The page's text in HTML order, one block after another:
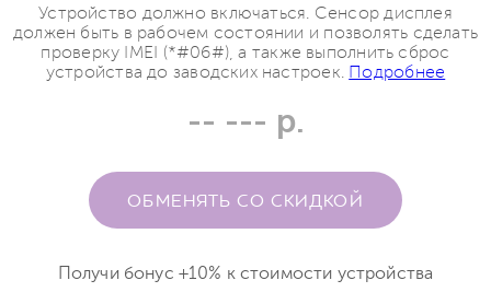
Устройство должно включаться. Сенсор дисплея
должен быть в рабочем состоянии и позволять сделать
проверку IMEI (*#06#), а также выполнить сброс
устройства до заводских настроек. Подробнее
-- --- р.
ОБМЕНЯТЬ СО СКИДКОЙ
Получи бонус +10% к стоимости устройства